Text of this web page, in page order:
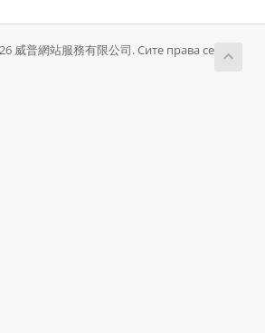
威普網站服務有限公司. Сите права се